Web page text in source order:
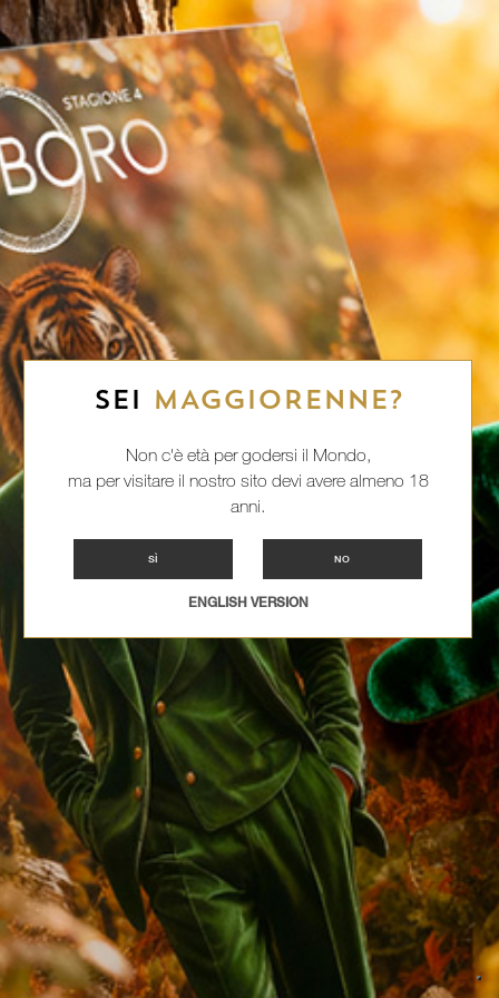
SEI MAGGIORENNE?
Non c'è età per godersi il Mondo,
ma per visitare il nostro sito devi avere almeno 18
anni.
SÌ NO
ENGLISH VERSION